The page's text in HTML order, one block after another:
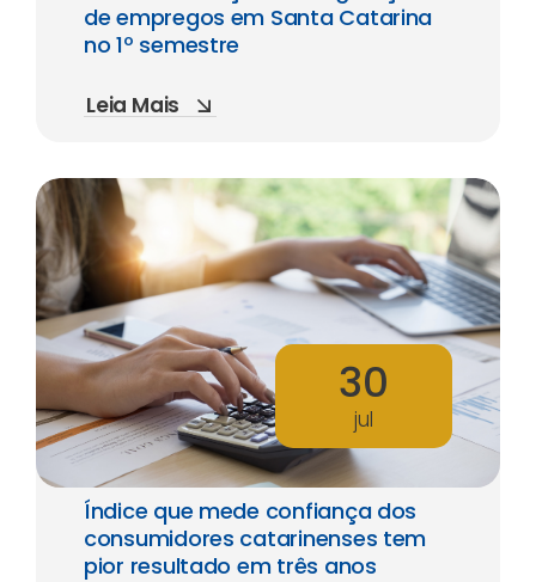
de empregos em Santa Catarina
no 1º semestre
Leia Mais
30
jul
Índice que mede confiança dos
consumidores catarinenses tem
pior resultado em três anos